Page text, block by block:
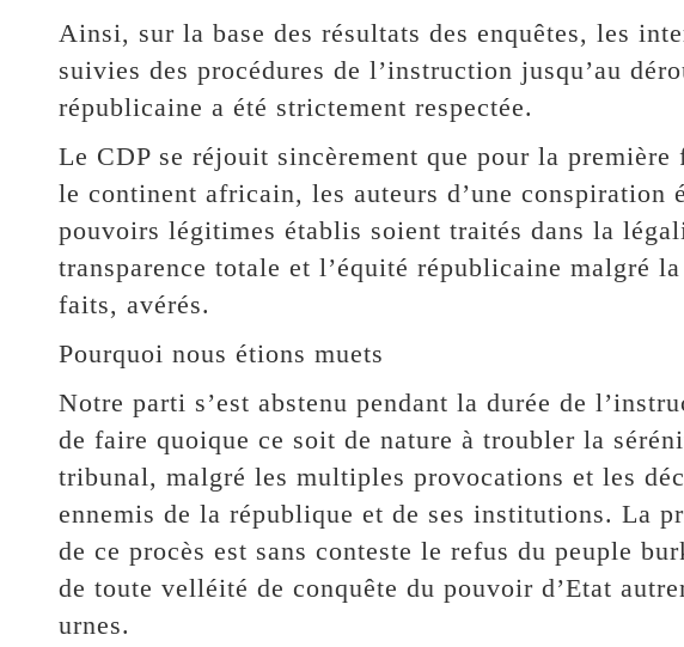
Ainsi, sur la base des résultats des enquêtes, les
suivies des procédures de l’instruction jusqu’au
républicaine a été strictement respectée.
Le CDP se réjouit sincèrement que pour la
le continent africain, les auteurs d’une conspiration
pouvoirs légitimes établis soient traités dans la
transparence totale et l’équité républicaine malgré
faits, avérés.
Pourquoi nous étions muets
Notre parti s’est abstenu pendant la durée de
de faire quoique ce soit de nature à troubler la
tribunal, malgré les multiples provocations et les
ennemis de la république et de ses institutions. La
de ce procès est sans conteste le refus du peuple
de toute velléité de conquête du pouvoir d’Etat
urnes.